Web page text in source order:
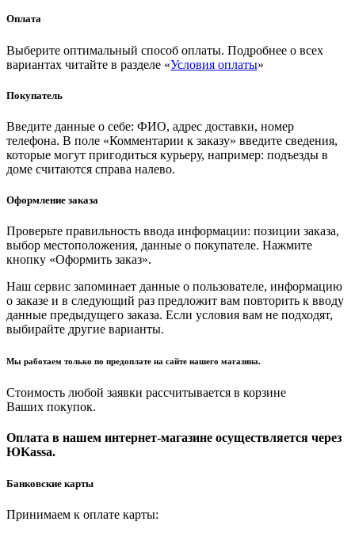
Оплата
Выберите оптимальный способ оплаты. Подробнее о всех
вариантах читайте в разделе «Условия оплаты»
Покупатель
Введите данные о себе: ФИО, адрес доставки, номер
телефона. В поле «Комментарии к заказу» введите сведения,
которые могут пригодиться курьеру, например: подъезды в
доме считаются справа налево.
Оформление заказа
Проверьте правильность ввода информации: позиции заказа,
выбор местоположения, данные о покупателе. Нажмите
кнопку «Оформить заказ».
Наш сервис запоминает данные о пользователе, информацию
о заказе и в следующий раз предложит вам повторить к вводу
данные предыдущего заказа. Если условия вам не подходят,
выбирайте другие варианты.
Мы работаем только по предоплате на сайте нашего магазина.
Стоимость любой заявки рассчитывается в корзине
Ваших покупок.
Оплата в нашем интернет-магазине осуществляется через
ЮKassa.
Банковские карты
Принимаем к оплате карты: